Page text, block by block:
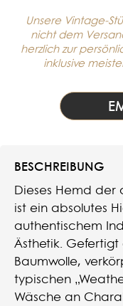
Unsere Vintage-
nicht dem
herzlich zur
inklusive
BESCHREIBUNG
Dieses Hemd der
ist ein absolutes
authentischem
Ästhetik.
Baumwolle,
typischen
Wäsche an